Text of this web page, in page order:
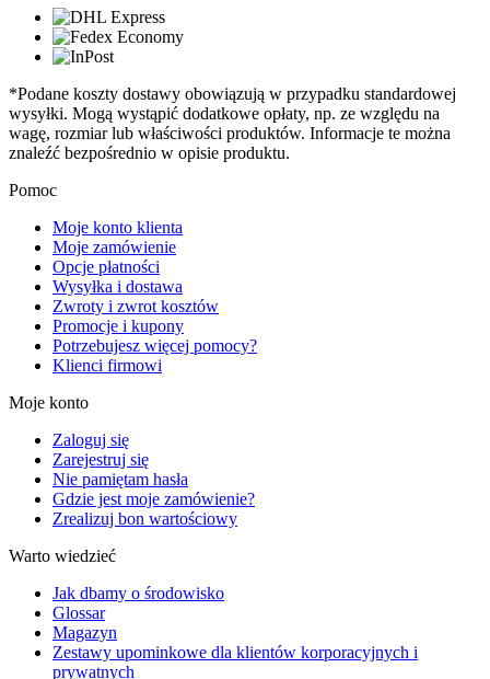
*Podane koszty dostawy obowiązują w przypadku standardowej
wysyłki. Mogą wystąpić dodatkowe opłaty, np. ze względu na
wagę, rozmiar lub właściwości produktów. Informacje te można
znaleźć bezpośrednio w opisie produktu.
Pomoc
Moje konto klienta
Moje zamówienie
Opcje płatności
Wysyłka i dostawa
Zwroty i zwrot kosztów
Promocje i kupony
Potrzebujesz więcej pomocy?
Klienci firmowi
Moje konto
Zaloguj się
Zarejestruj się
Nie pamiętam hasła
Gdzie jest moje zamówienie?
Zrealizuj bon wartościowy
Warto wiedzieć
Jak dbamy o środowisko
Glossar
Magazyn
Zestawy upominkowe dla klientów korporacyjnych i
prywatnych